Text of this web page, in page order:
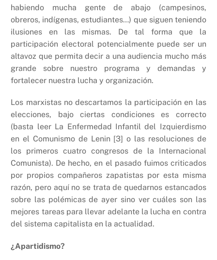
habiendo mucha gente de abajo (campesinos,
obreros, indígenas, estudiantes…) que siguen teniendo
ilusiones en las mismas. De tal forma que la
participación electoral potencialmente puede ser un
altavoz que permita decir a una audiencia mucho más
grande sobre nuestro programa y demandas y
fortalecer nuestra lucha y organización.
Los marxistas no descartamos la participación en las
elecciones, bajo ciertas condiciones es correcto
(basta leer La Enfermedad Infantil del Izquierdismo
en el Comunismo de Lenin [3] o las resoluciones de
los primeros cuatro congresos de la Internacional
Comunista). De hecho, en el pasado fuimos criticados
por propios compañeros zapatistas por esta misma
razón, pero aquí no se trata de quedarnos estancados
sobre las polémicas de ayer sino ver cuáles son las
mejores tareas para llevar adelante la lucha en contra
del sistema capitalista en la actualidad.
¿Apartidismo?